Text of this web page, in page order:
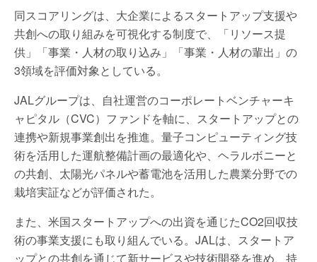
同スコアリングは、大企業によるスタートアップ支援や
共創への取り組みを可視化する制度で、「リソース提
供」「事業・人材の取り込み」「事業・人材の輩出」の
3領域を評価対象としている。
JALグループは、自社運営のコーポレートベンチャーキ
ャピタル（CVC）ファンドを軸に、スタートアップとの
連携や新規事業創出を推進。量子コンピューティング技
術を活用した運航整備計画の最適化や、ヘラルボニーと
の共創、太陽光パネルや蓄電池を活用した農業分野での
栽培実証などが評価された。
また、米国スタートアップへの出資を通じたCO2回収技
術の事業支援にも取り組んでいる。JALは、スタートア
ップとの共創を通じて新サービスや技術開発を進め、持